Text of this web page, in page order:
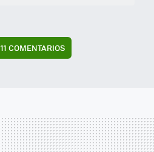
11 COMENTARIOS